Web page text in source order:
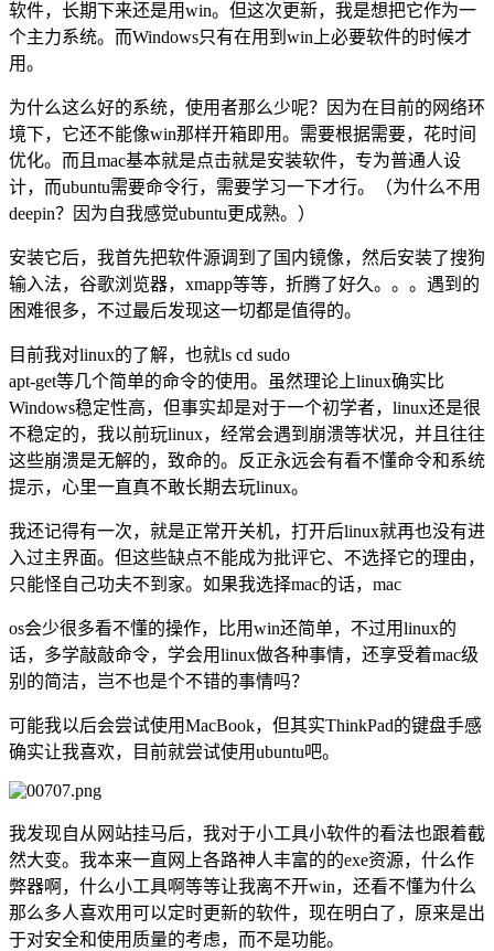
软件，长期下来还是用win。但这次更新，我是想把它作为一
个主力系统。而Windows只有在用到win上必要软件的时候才
用。
为什么这么好的系统，使用者那么少呢？因为在目前的网络环
境下，它还不能像win那样开箱即用。需要根据需要，花时间
优化。而且mac基本就是点击就是安装软件，专为普通人设
计，而ubuntu需要命令行，需要学习一下才行。（为什么不用
deepin？因为自我感觉ubuntu更成熟。）
安装它后，我首先把软件源调到了国内镜像，然后安装了搜狗
输入法，谷歌浏览器，xmapp等等，折腾了好久。。。遇到的
困难很多，不过最后发现这一切都是值得的。
目前我对linux的了解，也就ls cd sudo
apt-get等几个简单的命令的使用。虽然理论上linux确实比
Windows稳定性高，但事实却是对于一个初学者，linux还是很
不稳定的，我以前玩linux，经常会遇到崩溃等状况，并且往往
这些崩溃是无解的，致命的。反正永远会有看不懂命令和系统
提示，心里一直真不敢长期去玩linux。
我还记得有一次，就是正常开关机，打开后linux就再也没有进
入过主界面。但这些缺点不能成为批评它、不选择它的理由，
只能怪自己功夫不到家。如果我选择mac的话，mac
os会少很多看不懂的操作，比用win还简单，不过用linux的
话，多学敲敲命令，学会用linux做各种事情，还享受着mac级
别的简洁，岂不也是个不错的事情吗？
可能我以后会尝试使用MacBook，但其实ThinkPad的键盘手感
确实让我喜欢，目前就尝试使用ubuntu吧。
我发现自从网站挂马后，我对于小工具小软件的看法也跟着截
然大变。我本来一直网上各路神人丰富的的exe资源，什么作
弊器啊，什么小工具啊等等让我离不开win，还看不懂为什么
那么多人喜欢用可以定时更新的软件，现在明白了，原来是出
于对安全和使用质量的考虑，而不是功能。